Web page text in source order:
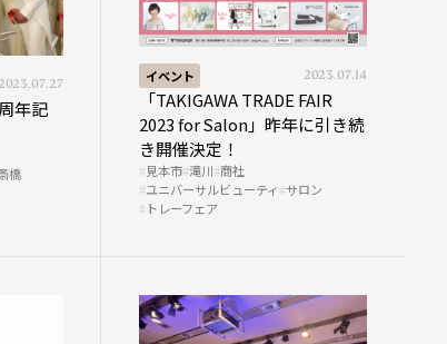
2023.07.27
年記
橋
イベント 2023.07.14
「TAKIGAWA TRADE FAIR
2023 for Salon」昨年に引き続
き開催決定！
見本市 滝川 商社
ユニバーサルビューティ サロン
トレーフェア